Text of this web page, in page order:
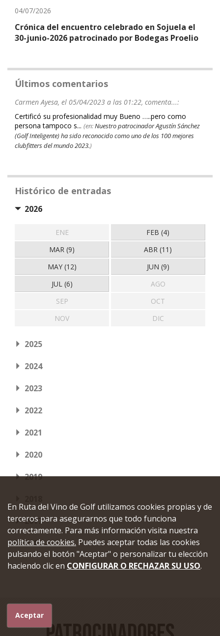
04/07/2026
Crónica del encuentro celebrado en Sojuela el
30-junio-2026 patrocinado por Bodegas Proelio
Últimos comentarios
Carmen Ayesa, el 05/04/2023 a las 01:22, comenta...:
Certificó su profesionalidad muy Bueno …..pero como
persona tampoco s... (en:Nuestro patrocinador Agustín Sánchez
(Golf Inteligente) ha sido reconocido como uno de los 100 mejores
clubfitters del mundo 2023.)
Histórico de entradas
2026
ENE
FEB (4)
MAR (9)
ABR (11)
MAY (12)
JUN (9)
JUL (6)
AGO
SEP
OCT
NOV
DIC
2025
2024
2023
2022
2021
2020
2019
2017
2016
En Ruta del Vino de Golf utilizamos cookies propias y de
terceros para asegurarnos que todo funciona
correctamente. Para más información visita nuestra
política de cookies. Puedes aceptar todas las cookies
pulsando el botón "Aceptar" o personalizar tu elección
haciendo clic en CONFIGURAR O RECHAZAR SU USO.
Aceptar